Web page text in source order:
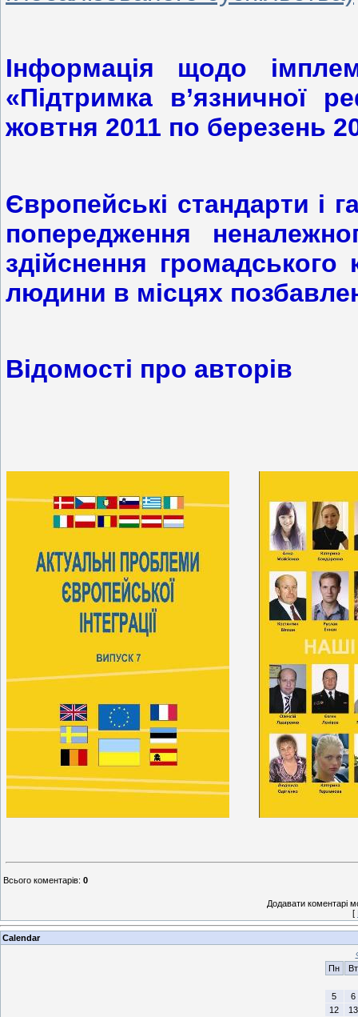
Інформація щодо
«Підтримка в’язничної
жовтня 2011 по березень
Європейські стандарти і
попередження
здійснення
людини в місцях
Відомості про авторів
Всього коментарів: 0
Додавати коментарі
[
Calendar
Пн
Вт
5
6
12
13